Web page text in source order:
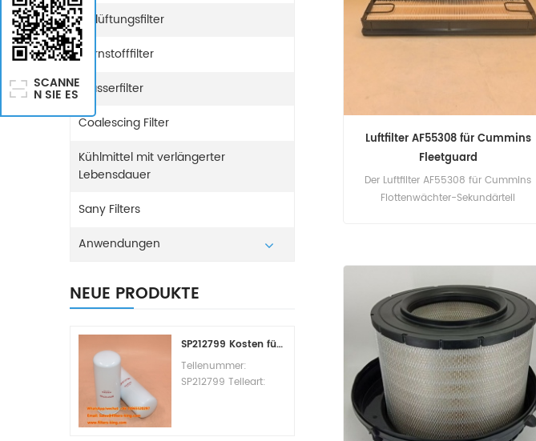
Entlüftungsfilter
Harnstofffilter
Wasserfilter
Coalescing Filter
Kühlmittel mit verlängerter
Lebensdauer
Sany Filters
Anwendungen
NEUE PRODUKTE
SP212799 Kosten für den Kraftstofffilterwechsel
Teilenummer:
SP212799 Teileart:
Luftfilter AF55308 für Cummins
Fleetguard
Der Luftfilter AF55308 für Cummins
Flottenwächter-Sekundärteil
SCANNE
N SIE ES